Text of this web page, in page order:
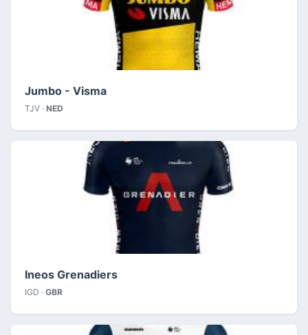
Jumbo - Visma
TJV · NED
Ineos Grenadiers
IGD · GBR